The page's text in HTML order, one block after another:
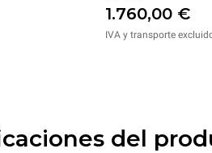
1.760,00 €
IVA y transporte
del